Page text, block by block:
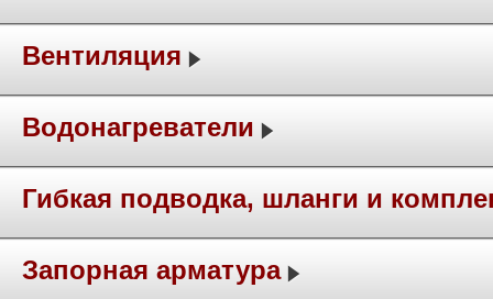
Вентиляция
Водонагреватели
Гибкая подводка, шланги и
Запорная арматура